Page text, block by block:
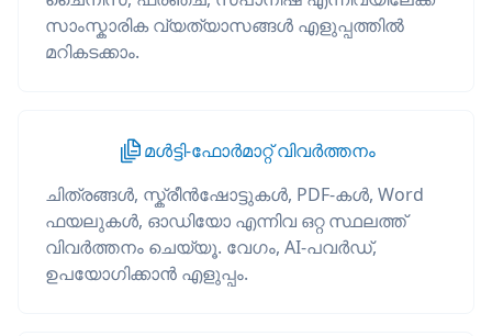
സാംസ്കാരിക വ്യത്യാസങ്ങൾ എളുപ്പത്തിൽ
മറികടക്കാം.
മൾട്ടി-ഫോർമാറ്റ് വിവർത്തനം
ചിത്രങ്ങൾ, സ്ക്രീൻഷോട്ടുകൾ, PDF-കൾ, Word
ഫയലുകൾ, ഓഡിയോ എന്നിവ ഒറ്റ സ്ഥലത്ത്
വിവർത്തനം ചെയ്യൂ. വേഗം, AI-പവർഡ്,
ഉപയോഗിക്കാൻ എളുപ്പം.